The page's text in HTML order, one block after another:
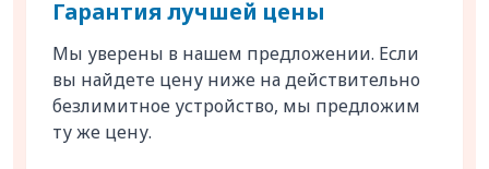
Гарантия лучшей цены
Мы уверены в нашем предложении. Если
вы найдете цену ниже на действительно
безлимитное устройство, мы предложим
ту же цену.